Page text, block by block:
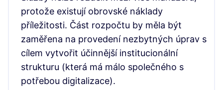
protože existují obrovské náklady
příležitosti. Část rozpočtu by měla být
zaměřena na provedení nezbytných úprav s
cílem vytvořit účinnější institucionální
strukturu (která má málo společného s
potřebou digitalizace).